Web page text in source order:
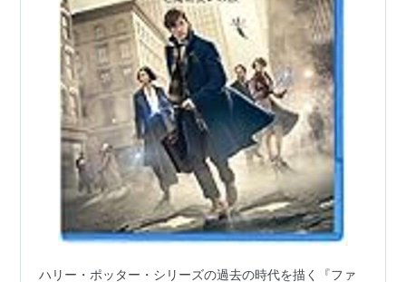
ハリー・ポッター・シリーズの過去の時代を描く『ファ